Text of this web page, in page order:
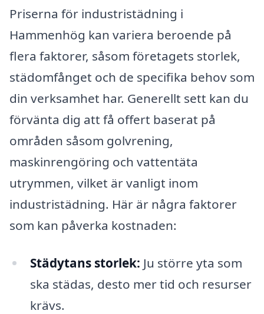
Priserna för industristädning i
Hammenhög kan variera beroende på
flera faktorer, såsom företagets storlek,
städomfånget och de specifika behov som
din verksamhet har. Generellt sett kan du
förvänta dig att få offert baserat på
områden såsom golvrening,
maskinrengöring och vattentäta
utrymmen, vilket är vanligt inom
industristädning. Här är några faktorer
som kan påverka kostnaden:
Städytans storlek: Ju större yta som
ska städas, desto mer tid och resurser
krävs.